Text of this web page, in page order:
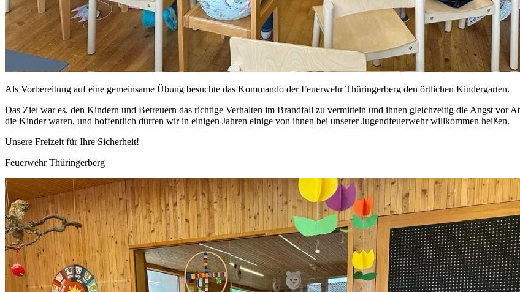
Als Vorbereitung auf eine gemeinsame Übung besuchte das Kommando der Feuerwehr Thüringerberg den örtlichen Kindergarten.
Das Ziel war es, den Kindern und Betreuern das richtige Verhalten im Brandfall zu vermitteln und ihnen gleichzeitig die Angst vor
die Kinder waren, und hoffentlich dürfen wir in einigen Jahren einige von ihnen bei unserer Jugendfeuerwehr willkommen heißen.
Unsere Freizeit für Ihre Sicherheit!
Feuerwehr Thüringerberg